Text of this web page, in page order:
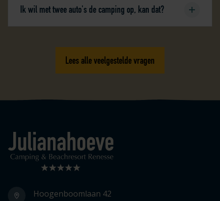
Ik wil met twee auto's de camping op, kan dat?
Lees alle veelgestelde vragen
Logo Julianahoeve
Hoogenboomlaan 42